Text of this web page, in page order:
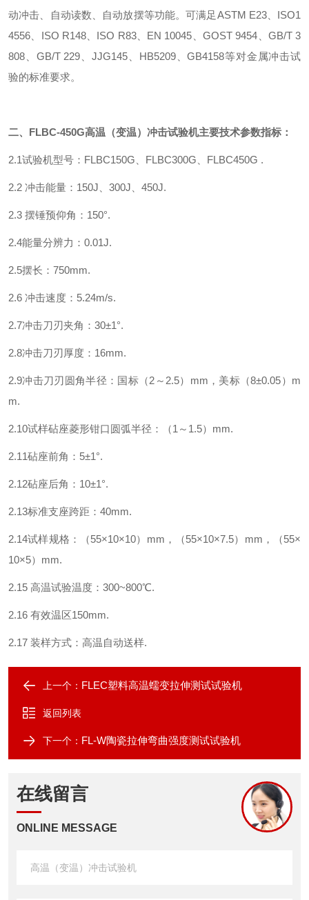
动冲击、自动读数、自动放摆等功能。可满足ASTM E23、 ISO1
4556
ISO R148、 ISO R83、 EN 10045 、GOST 9454
GB/T 3
808
GB/T 229 、JJG145 HB5209、GB4158等对金属冲击试
验的标准要求。
二、 FLBC-450G高温（变温）冲击试验机主要技术参数指标：
2.1试验机型号： FLBC150G FLBC300G FLBC450G .
2.2 冲击能量： 150J 300J 450J.
2.3 摆锤预仰角： 150°.
2.4能量分辨力： 0.01J.
2.5摆长： 750mm.
2.6 冲击速度： 5.24m/s.
2.7冲击刀刃夹角： 30±1°.
2.8冲击刀刃厚度： 16mm.
2.9冲击刀刃圆角半径：国标（2 ～ 2.5） mm ，美标（8±0.05） m
m.
2.10试样砧座菱形钳口圆弧半径：（1 ～ 1.5） mm.
2.11砧座前角： 5±1°.
2.12砧座后角： 10±1°.
2.13标准支座跨距： 40mm.
2.14试样规格：（55×10×10） mm ，（55×10×7.5） mm ，（55×
10×5） mm.
2.15 高温试验温度： 300~800℃.
2.16 有效温区150mm.
2.17 装样方式：高温自动送样.
上一个： FLEC塑料高温蠕变拉伸测试试验机
返回列表
下一个： FL-W陶瓷拉伸弯曲强度测试试验机
在线留言
ONLINE MESSAGE